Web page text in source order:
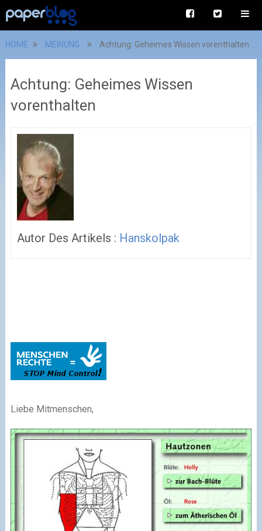
HOME MEINUNG Achtung: Geheimes Wissen vorenthalten
Achtung: Geheimes Wissen
vorenthalten
Autor Des Artikels : Hanskolpak
Liebe Mitmenschen,